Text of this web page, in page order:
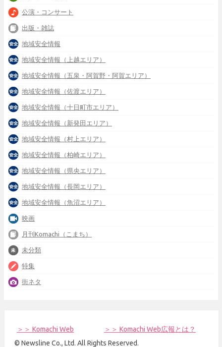
公演・コンサート
出版・雑誌
地域安全情報
地域安全情報（上越エリア）
地域安全情報（五泉・阿賀野・阿賀エリア）
地域安全情報（佐渡エリア）
地域安全情報（十日町市エリア）
地域安全情報（新発田エリア）
地域安全情報（村上エリア）
地域安全情報（柏崎エリア）
地域安全情報（県央エリア）
地域安全情報（長岡エリア）
地域安全情報（魚沼エリア）
映画
月刊Komachi（こまち）
未分類
特集
街ネタ
＞＞ Komachi Web
＞＞ Komachi Web広報とは？
© Newsline Co., Ltd. All Rights Reserved.